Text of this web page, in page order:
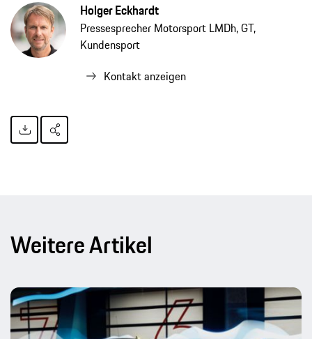
Holger Eckhardt
Pressesprecher Motorsport LMDh, GT,
Kundensport
Kontakt anzeigen
Weitere Artikel